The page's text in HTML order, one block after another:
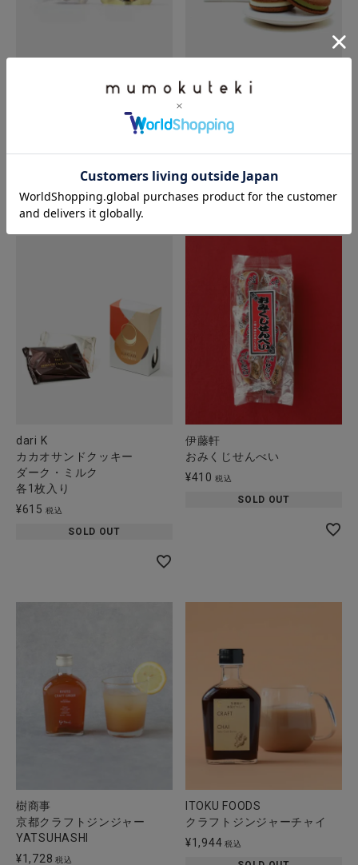
カカオサンドクッキー
各1枚入り
dari K
カカオサンドクッキー
ダーク・ミルク
各1枚入り
¥615 税込
SOLD OUT
伊藤軒
おみくじせんべい
¥410 税込
SOLD OUT
樹商事
京都クラフトジンジャー
YATSUHASHI
¥1,728 税込
ITOKU FOODS
クラフトジンジャーチャイ
¥1,944 税込